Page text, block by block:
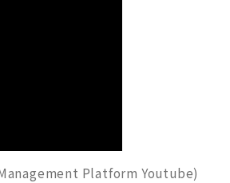
Platform Youtube)